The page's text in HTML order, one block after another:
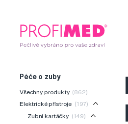
Péče o zuby
Všechny produkty (862)
Elektrické přístroje (197)
Zubní kartáčky (149)